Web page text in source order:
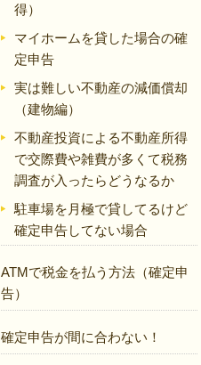
得）
マイホームを貸した場合の確
定申告
実は難しい不動産の減価償却
（建物編）
不動産投資による不動産所得
で交際費や雑費が多くて税務
調査が入ったらどうなるか
駐車場を月極で貸してるけど
確定申告してない場合
ATMで税金を払う方法（確定申
告）
確定申告が間に合わない！